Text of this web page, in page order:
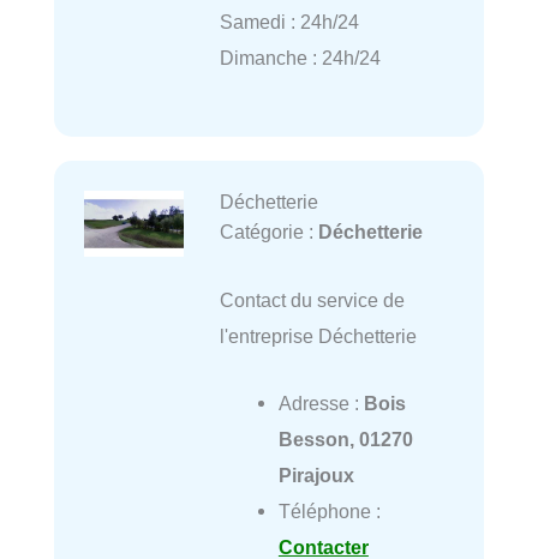
Samedi : 24h/24
Dimanche : 24h/24
Déchetterie
Catégorie : Déchetterie
Contact du service de
l'entreprise Déchetterie
Adresse : Bois
Besson, 01270
Pirajoux
Téléphone :
Contacter